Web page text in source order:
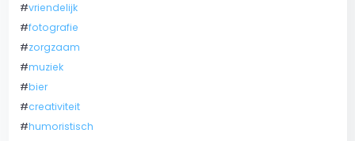
#vriendelijk
#fotografie
#zorgzaam
#muziek
#bier
#creativiteit
#humoristisch